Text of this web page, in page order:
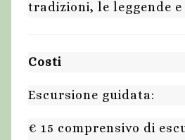
tradizioni, le leggende
Costi
Escursione guidata:
€ 15 comprensivo di